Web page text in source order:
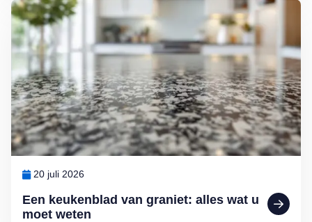
Een keukenblad van graniet: alles wat u
moet weten
20 juli 2026
Lees meer over Een keukenblad van graniet: alles wat u moet weten